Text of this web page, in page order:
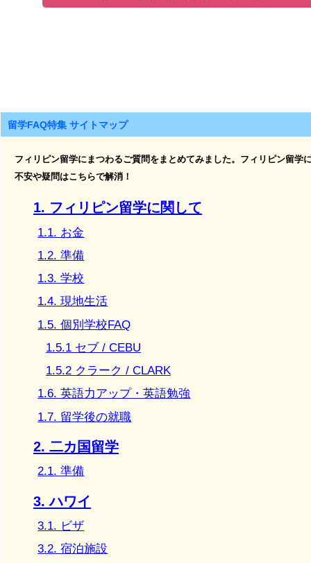
留学FAQ特集 サイトマップ
フィリピン留学にまつわるご質問をまとめてみました。フィリピン留学
不安や疑問はこちらで解消！
1. フィリピン留学に関して
1.1. お金
1.2. 準備
1.3. 学校
1.4. 現地生活
1.5. 個別学校FAQ
1.5.1 セブ / CEBU
1.5.2 クラーク / CLARK
1.6. 英語力アップ・英語勉強
1.7. 留学後の就職
2. 二カ国留学
2.1. 準備
3. ハワイ
3.1. ビザ
3.2. 宿泊施設